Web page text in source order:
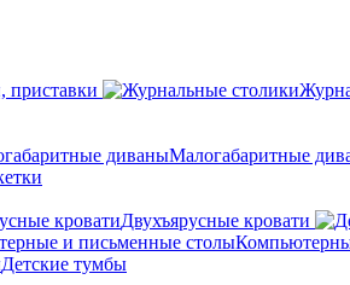
приставки
Малогабаритные
Двухъярусные кровати
Детские тумбы